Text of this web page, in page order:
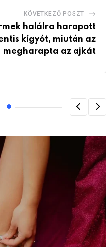
KÖVETKEZŐ POSZT
halálra harapott
kígyót, miután az
megharapta az ajkát